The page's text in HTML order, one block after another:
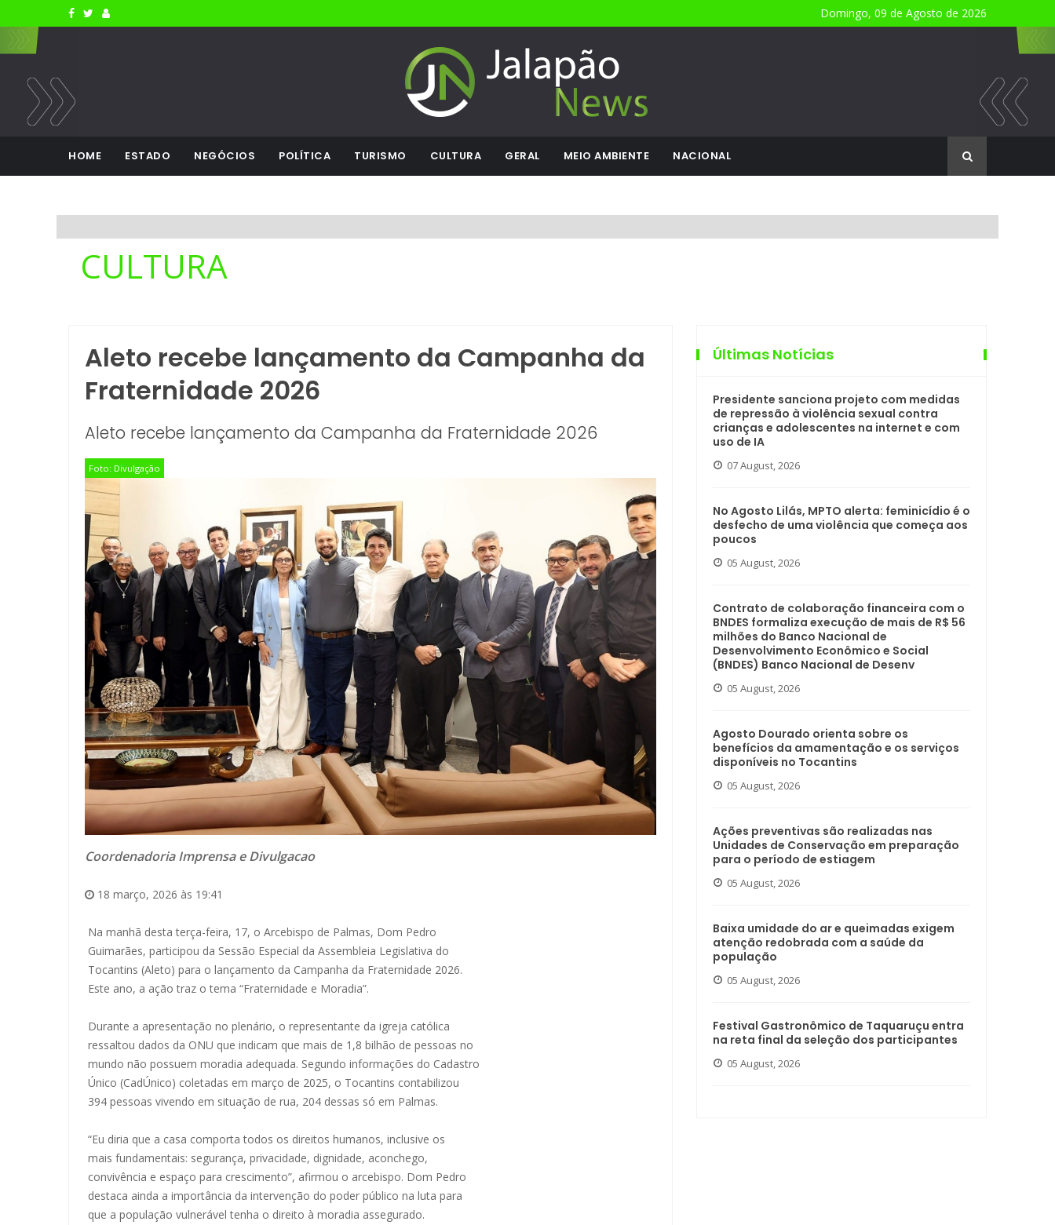
Domingo, 09 de Agosto de 2026
HOME ESTADO NEGÓCIOS POLÍTICA TURISMO CULTURA GERAL MEIO AMBIENTE NACIONAL
CULTURA
Aleto recebe lançamento da Campanha da
Fraternidade 2026
Aleto recebe lançamento da Campanha da Fraternidade 2026
Foto: Divulgação
Coordenadoria Imprensa e Divulgacao
18 março, 2026 às 19:41
Na manhã desta terça-feira, 17, o Arcebispo de Palmas, Dom Pedro
Guimarães, participou da Sessão Especial da Assembleia Legislativa do
Tocantins (Aleto) para o lançamento da Campanha da Fraternidade 2026.
Este ano, a ação traz o tema “Fraternidade e Moradia”.
Durante a apresentação no plenário, o representante da igreja católica
ressaltou dados da ONU que indicam que mais de 1,8 bilhão de pessoas no
mundo não possuem moradia adequada. Segundo informações do Cadastro
Único (CadÚnico) coletadas em março de 2025, o Tocantins contabilizou
394 pessoas vivendo em situação de rua, 204 dessas só em Palmas.
“Eu diria que a casa comporta todos os direitos humanos, inclusive os
mais fundamentais: segurança, privacidade, dignidade, aconchego,
convivência e espaço para crescimento”, afirmou o arcebispo. Dom Pedro
destaca ainda a importância da intervenção do poder público na luta para
que a população vulnerável tenha o direito à moradia assegurado.
Últimas Notícias
Presidente sanciona projeto com medidas
de repressão à violência sexual contra
crianças e adolescentes na internet e com
uso de IA
07 August, 2026
No Agosto Lilás, MPTO alerta: feminicídio é o
desfecho de uma violência que começa aos
poucos
05 August, 2026
Contrato de colaboração financeira com o
BNDES formaliza execução de mais de R$ 56
milhões do Banco Nacional de
Desenvolvimento Econômico e Social
(BNDES) Banco Nacional de Desenv
05 August, 2026
Agosto Dourado orienta sobre os
benefícios da amamentação e os serviços
disponíveis no Tocantins
05 August, 2026
Ações preventivas são realizadas nas
Unidades de Conservação em preparação
para o período de estiagem
05 August, 2026
Baixa umidade do ar e queimadas exigem
atenção redobrada com a saúde da
população
05 August, 2026
Festival Gastronômico de Taquaruçu entra
na reta final da seleção dos participantes
05 August, 2026